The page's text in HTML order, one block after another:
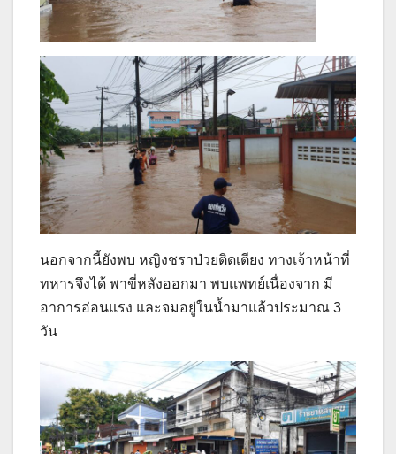
นอกจากนี้ยังพบ หญิงชราป่วยติดเตียง ทางเจ้าหน้าที่
ทหารจึงได้ พาขี่หลังออกมา พบแพทย์เนื่องจาก มี
อาการอ่อนแรง และจมอยู่ในน้ำมาแล้วประมาณ 3
วัน